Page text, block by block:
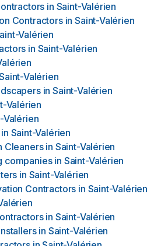
in Saint-Valérien
Contractors in Saint-Valérien
Valérien
in Saint-Valérien
Valérien
in Saint-Valérien
Valérien
Valérien
in Saint-Valérien
Cleaners in Saint-Valérien
companies in Saint-Valérien
in Saint-Valérien
Contractors in Saint-Valérien
in Saint-Valérien
in Saint-Valérien